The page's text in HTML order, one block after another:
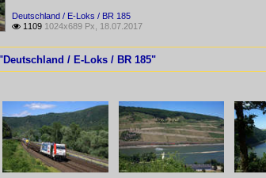
Deutschland / E-Loks / BR 185
 1109 1024x689 Px, 18.07.2017
/ E-Loks / BR 185"